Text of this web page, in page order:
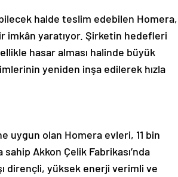
halde teslim edebilen Homera,
imkân yaratıyor. Şirketin hedefleri
hasar alması halinde büyük
yeniden inşa edilerek hızla
olan Homera evleri, 11 bin
Akkon Çelik Fabrikası’nda
dirençli, yüksek enerji verimli ve